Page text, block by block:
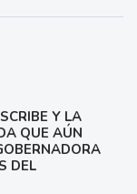
Y LA
QUE AÚN
DEL